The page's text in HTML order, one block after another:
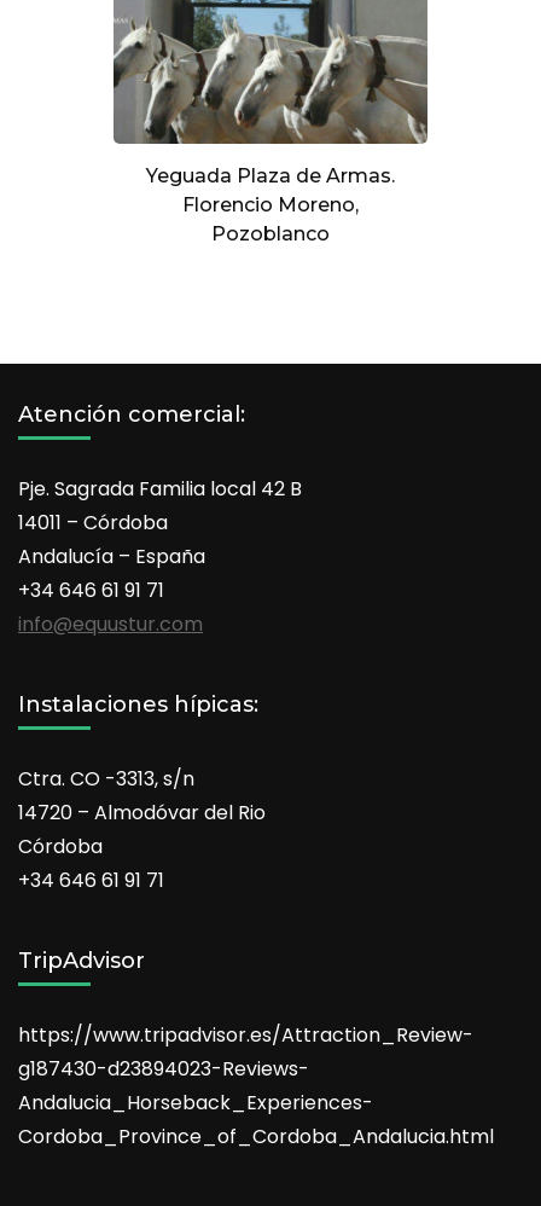
Yeguada Plaza de Armas.
Florencio Moreno,
Pozoblanco
Atención comercial:
Pje. Sagrada Familia local 42 B
14011 – Córdoba
Andalucía – España
+34 646 61 91 71
info@equustur.com
Instalaciones hípicas:
Ctra. CO -3313, s/n
14720 – Almodóvar del Rio
Córdoba
+34 646 61 91 71
TripAdvisor
https://www.tripadvisor.es/Attraction_Review-
g187430-d23894023-Reviews-
Andalucia_Horseback_Experiences-
Cordoba_Province_of_Cordoba_Andalucia.html